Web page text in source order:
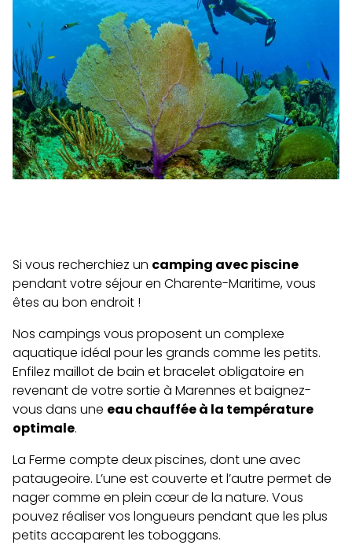
Si vous recherchiez un camping avec piscine
pendant votre séjour en Charente-Maritime, vous
êtes au bon endroit !
Nos campings vous proposent un complexe
aquatique idéal pour les grands comme les petits.
Enfilez maillot de bain et bracelet obligatoire en
revenant de votre sortie à Marennes et baignez-
vous dans une eau chauffée à la température
optimale.
La Ferme compte deux piscines, dont une avec
pataugeoire. L’une est couverte et l’autre permet de
nager comme en plein cœur de la nature. Vous
pouvez réaliser vos longueurs pendant que les plus
petits accaparent les toboggans.